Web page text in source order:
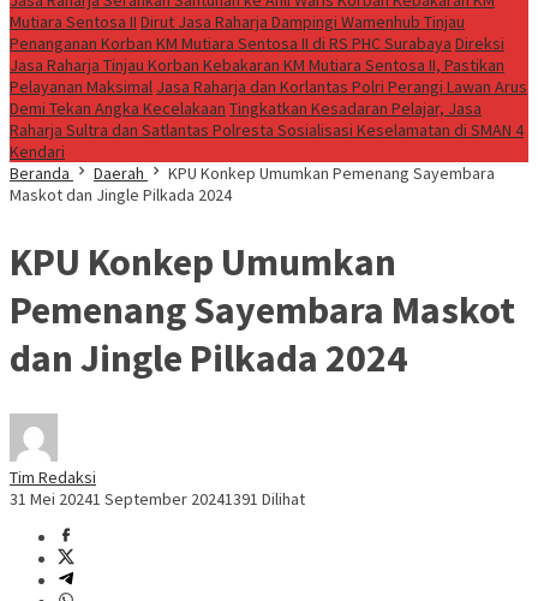
Mutiara Sentosa II Dirut Jasa Raharja Dampingi Wamenhub Tinjau
Penanganan Korban KM Mutiara Sentosa II di RS PHC Surabaya Direksi
Jasa Raharja Tinjau Korban Kebakaran KM Mutiara Sentosa II, Pastikan
Pelayanan Maksimal Jasa Raharja dan Korlantas Polri Perangi Lawan Arus
Demi Tekan Angka Kecelakaan Tingkatkan Kesadaran Pelajar, Jasa
Raharja Sultra dan Satlantas Polresta Sosialisasi Keselamatan di SMAN 4
Kendari
Beranda
Daerah
KPU Konkep Umumkan Pemenang Sayembara
Maskot dan Jingle Pilkada 2024
KPU Konkep Umumkan
Pemenang Sayembara Maskot
dan Jingle Pilkada 2024
Tim Redaksi
31 Mei 20241 September 20241391 Dilihat